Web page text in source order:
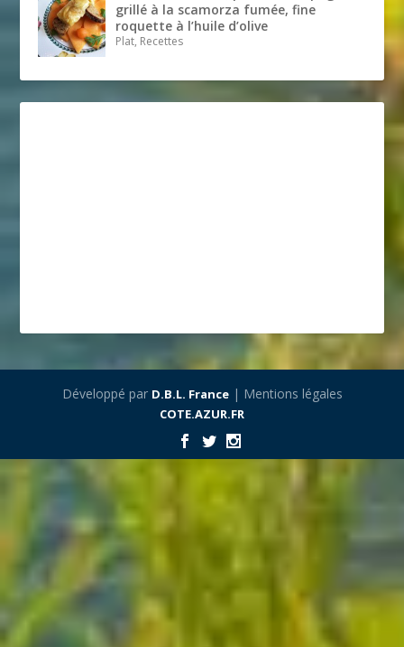
grillé à la scamorza fumée, fine
roquette à l’huile d’olive
Plat, Recettes
Développé par D.B.L. France| Mentions légales
COTE.AZUR.FR